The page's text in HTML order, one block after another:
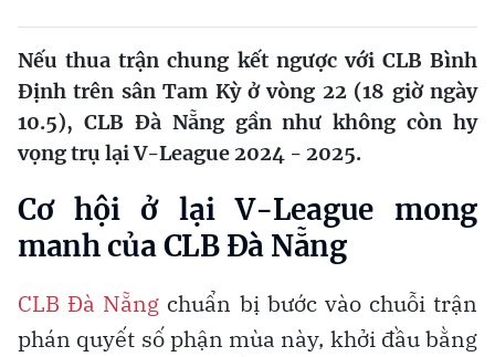
Nếu thua trận chung kết ngược với CLB Bình
Định trên sân Tam Kỳ ở vòng 22 (18 giờ ngày
10.5), CLB Đà Nẵng gần như không còn hy
vọng trụ lại V-League 2024 - 2025.
Cơ hội ở lại V-League mong
manh của CLB Đà Nẵng
CLB Đà Nẵng chuẩn bị bước vào chuỗi trận
phán quyết số phận mùa này, khởi đầu bằng